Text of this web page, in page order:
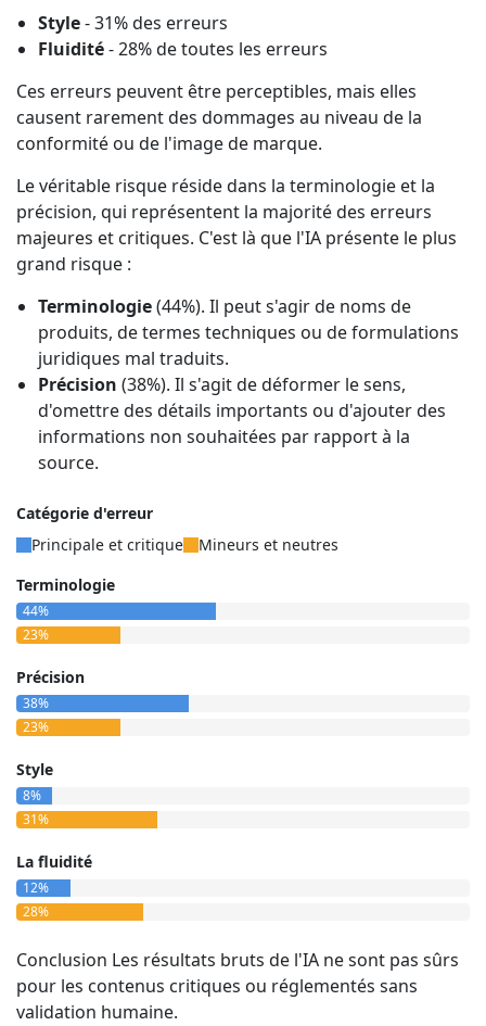
Style- 31% des erreurs
Fluidité- 28% de toutes les erreurs
Ces erreurs peuvent être perceptibles, mais elles
causent rarement des dommages au niveau de la
conformité ou de l'image de marque.
Le véritable risque réside dans la terminologie et la
précision, qui représentent la majorité des erreurs
majeures et critiques. C'est là que l'IA présente le plus
grand risque :
Terminologie(44%). Il peut s'agir de noms de
produits, de termes techniques ou de formulations
juridiques mal traduits.
Précision (38%). Il s'agit de déformer le sens,
d'omettre des détails importants ou d'ajouter des
informations non souhaitées par rapport à la
source.
Catégorie d'erreur
Principale et critique
Mineurs et neutres
Terminologie
44%
23%
Précision
38%
23%
Style
8%
31%
La fluidité
12%
28%
Conclusion Les résultats bruts de l'IA ne sont pas sûrs
pour les contenus critiques ou réglementés sans
validation humaine.